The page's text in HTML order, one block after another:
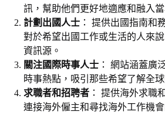
訊，幫助他們更好地適應和融入當
計劃出國人士 ： 提供出國指南和
對於希望出國工作或生活的人來
資訊源。
關注國際時事人士 ： 網站涵蓋廣
時事熱點，吸引那些希望了解全
求職者和招聘者 ： 提供海外求職
連接海外僱主和尋找海外工作機